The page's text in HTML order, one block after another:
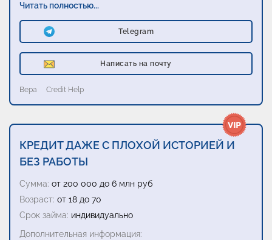
Читать полностью...
Telegram
Написать на почту
Вера Credit Help
КРЕДИТ ДАЖЕ С ПЛОХОЙ ИСТОРИЕЙ И
БЕЗ РАБОТЫ
Сумма: от 200 000 до 6 млн руб
Возраст: от 18 до 70
Срок займа: индивидуально
Дополнительная информация: